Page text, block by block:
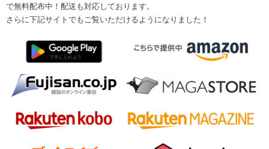
で無料配布中！配送も対応しております。
さらに下記サイトでもご覧いただけるようになりました！